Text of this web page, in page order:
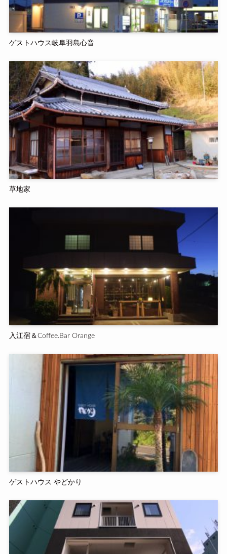
ゲストハウス岐阜羽島心音
草地家
入江宿＆Coffee.Bar Orange
ゲストハウス やどかり